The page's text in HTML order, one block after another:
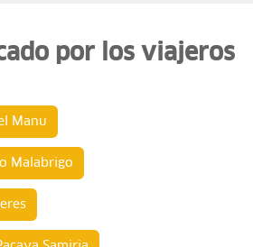
por los viajeros
Manu
Malabrigo